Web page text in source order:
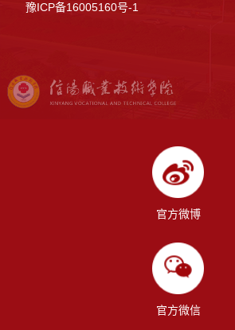
豫ICP备16005160号-1
官方微博
官方微信